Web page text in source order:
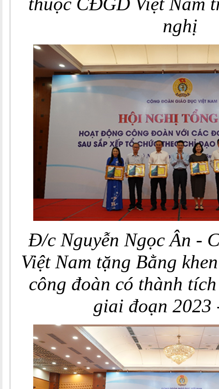
nghị
Đ/c Nguyễn Ngọc Ân -
Việt Nam tặng Bằng
công đoàn có thành
giai đoạn 2023